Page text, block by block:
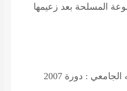
المسلحة بعد زعيمها
الجامعي : دورة 2007